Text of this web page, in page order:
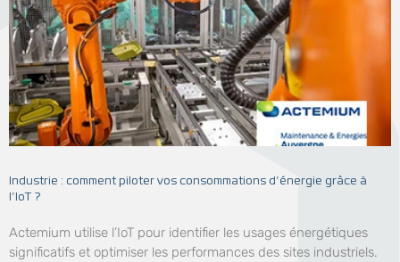
Industrie : comment piloter vos consommations d’énergie grâce à
l’IoT ?
Actemium utilise l’IoT pour identifier les usages énergétiques
significatifs et optimiser les performances des sites industriels.